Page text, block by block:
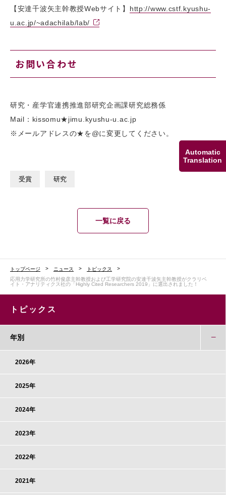
Automatic
Translation
【安達千波矢主幹教授Webサイト】 http://www.cstf.kyushu-
u.ac.jp/~adachilab/lab/
お問い合わせ
研究・産学官連携推進部研究企画課研究総務係
Mail：kissomu★jimu.kyushu-u.ac.jp
※メールアドレスの★を@に変更してください。
受賞 研究
一覧に戻る
トップページ ニュース
トピックス
応用力学研究所の竹村俊彦主幹教授および工学研究院の安達千波矢主幹教授がクラリベ
イト・アナリティクス社の「Highly Cited Researchers 2019」に選出されました！
トピックス
年別
2026年
2025年
2024年
2023年
2022年
2021年